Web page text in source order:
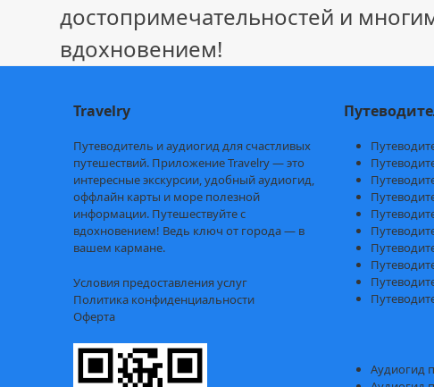
достопримечательностей и
вдохновением!
Travelry
Путеводитель и аудиогид для счастливых
путешествий. Приложение Travelry — это
интересные экскурсии, удобный аудиогид,
оффлайн карты и море полезной
информации. Путешествуйте с
вдохновением! Ведь ключ от города — в
вашем кармане.
Условия предоставления услуг
Политика конфиденциальности
Оферта
Аудиогид